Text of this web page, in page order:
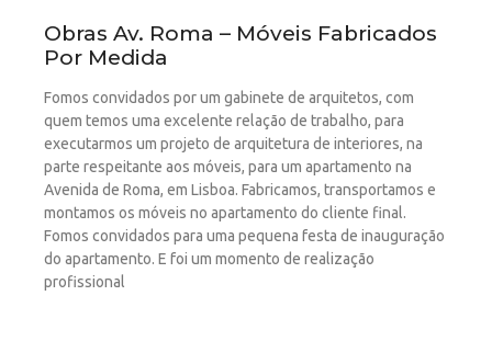
Obras Av. Roma – Móveis Fabricados
Por Medida
Fomos convidados por um gabinete de arquitetos, com
quem temos uma excelente relação de trabalho, para
executarmos um projeto de arquitetura de interiores, na
parte respeitante aos móveis, para um apartamento na
Avenida de Roma, em Lisboa. Fabricamos, transportamos e
montamos os móveis no apartamento do cliente final.
Fomos convidados para uma pequena festa de inauguração
do apartamento. E foi um momento de realização
profissional